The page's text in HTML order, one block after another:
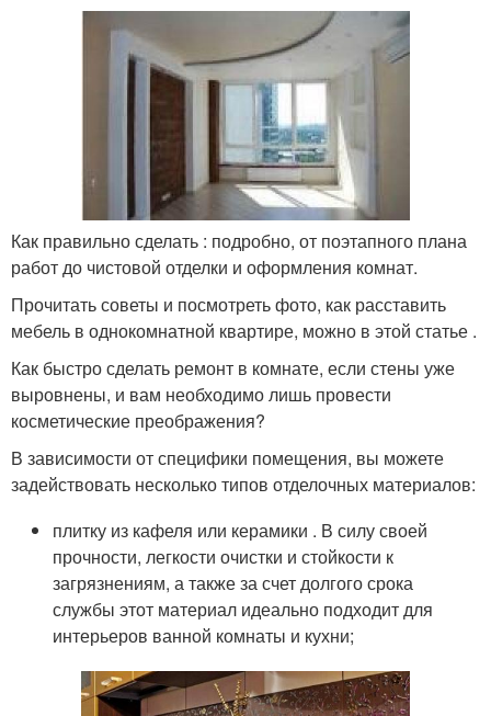
Как правильно сделать : подробно, от поэтапного плана
работ до чистовой отделки и оформления комнат.
Прочитать советы и посмотреть фото, как расставить
мебель в однокомнатной квартире, можно в этой статье .
Как быстро сделать ремонт в комнате, если стены уже
выровнены, и вам необходимо лишь провести
косметические преображения?
В зависимости от специфики помещения, вы можете
задействовать несколько типов отделочных материалов:
плитку из кафеля или керамики . В силу своей
прочности, легкости очистки и стойкости к
загрязнениям, а также за счет долгого срока
службы этот материал идеально подходит для
интерьеров ванной комнаты и кухни;